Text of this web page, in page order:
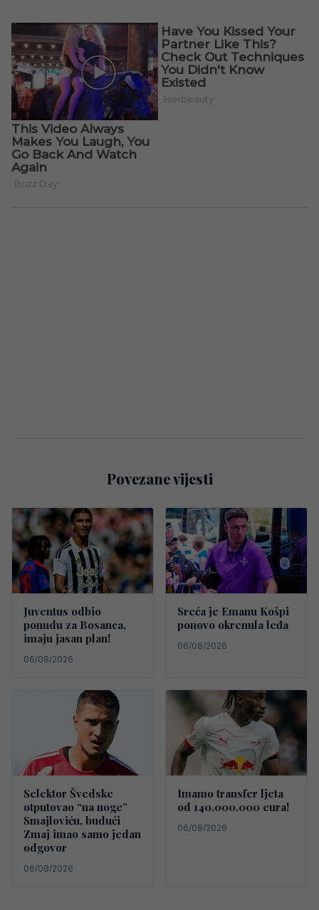
Povezane vijesti
Juventus odbio
ponudu za Bosanca,
imaju jasan plan!
06/08/2026
Sreća je Emanu Košpi
ponovo okrenula leđa
06/08/2026
Selektor Švedske
otputovao “na noge”
Smajloviću, budući
Zmaj imao samo jedan
odgovor
06/08/2026
Imamo transfer ljeta
od 140.000.000 eura!
06/08/2026